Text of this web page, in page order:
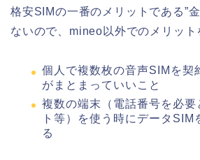
格安SIMの一番のメリットである”
ないので、mineo以外でのメリット
個人で複数枚の音声SIMを契
がまとまっていいこと
複数の端末（電話番号を必要
ト等）を使う時にデータSIM
る